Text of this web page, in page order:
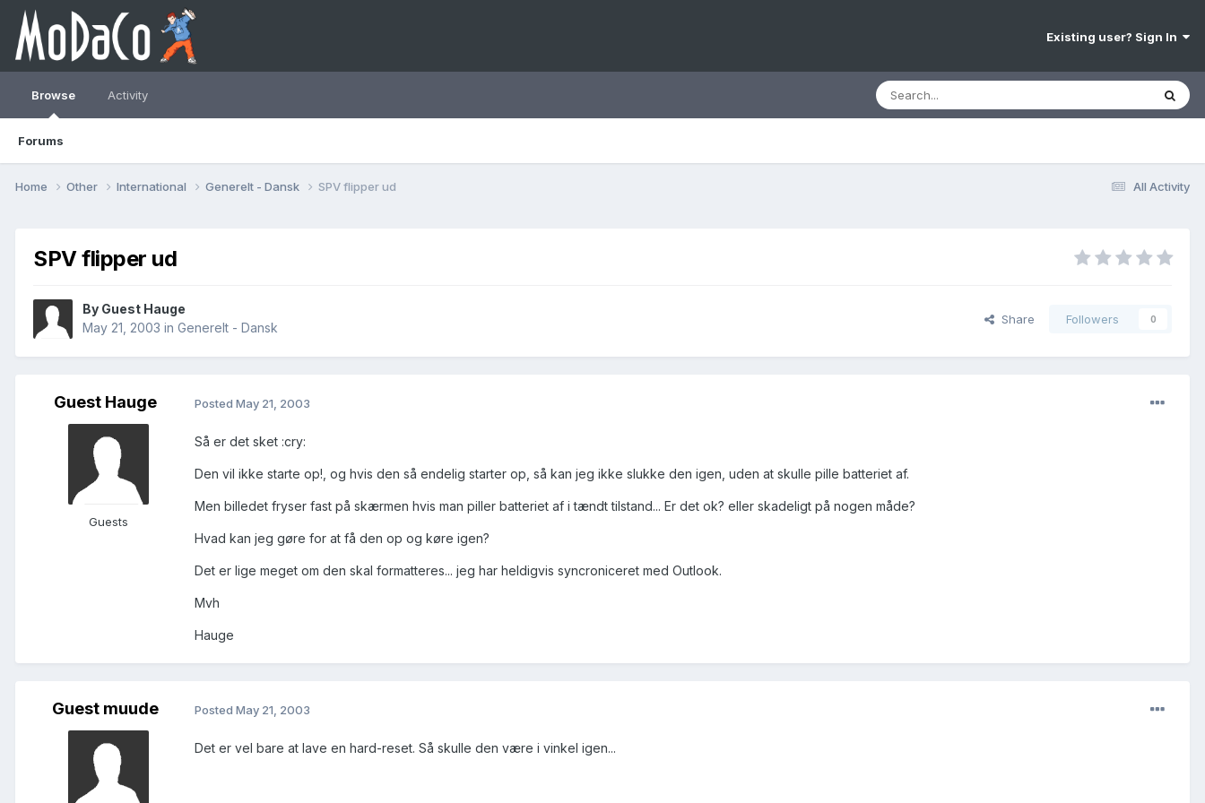
Existing user? Sign In
Browse
Forums
Activity
All Activity
Home Other International Generelt - Dansk SPV flipper ud
SPV flipper ud
By Guest Hauge
May 21, 2003 in Generelt - Dansk
Share Followers 0
Guest Hauge
Guests
Posted May 21, 2003
Så er det sket :cry:
Den vil ikke starte op!, og hvis den så endelig starter op, så kan jeg ikke slukke den igen, uden at skulle pille batteriet af.
Men billedet fryser fast på skærmen hvis man piller batteriet af i tændt tilstand... Er det ok? eller skadeligt på nogen måde?
Hvad kan jeg gøre for at få den op og køre igen?
Det er lige meget om den skal formatteres... jeg har heldigvis syncroniceret med Outlook.
Mvh
Hauge
Guest muude Posted May 21, 2003
Det er vel bare at lave en hard-reset. Så skulle den være i vinkel igen...